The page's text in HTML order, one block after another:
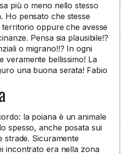
più o meno nello stesso
Ho pensato che stesse
oppure che avesse
Pensa sia plausibile!?
o migrano!!? In ogni
veramente bellissimo! La
una buona serata! Fabio
la poiana è un animale
spesso, anche posata sui
strade. Sicuramente
incontrato era nella zona